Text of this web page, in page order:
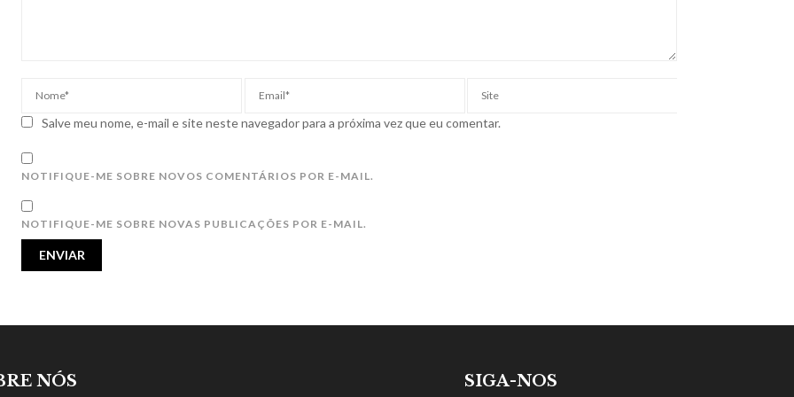
Salve meu nome, e-mail e site neste navegador para a próxima vez que eu comentar.
NOTIFIQUE-ME SOBRE NOVOS COMENTÁRIOS POR E-MAIL.
NOTIFIQUE-ME SOBRE NOVAS PUBLICAÇÕES POR E-MAIL.
NÓS SIGA-NOS